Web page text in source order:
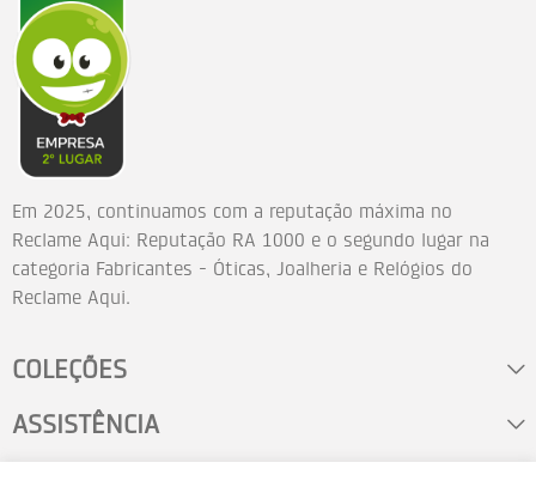
Em 2025, continuamos com a reputação máxima no
Reclame Aqui: Reputação RA 1000 e o segundo lugar na
categoria Fabricantes - Óticas, Joalheria e Relógios do
Reclame Aqui.
COLEÇÕES
ASSISTÊNCIA